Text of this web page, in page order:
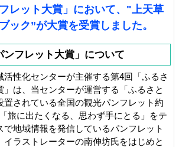
レット大賞」において、"上天草
ック”が大賞を受賞しました。
フレット大賞」について
性化センターが主催する第4回「ふるさ
」は、当センターが運営する「ふるさと
置されている全国の観光パンフレット約
旅に出たくなる、思わず手にとる」をテ
で地域情報を発信しているパンフレット
イラストレーターの南伸坊氏をはじめと